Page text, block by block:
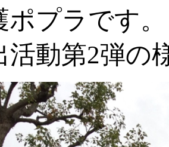
プラです。
活動第2弾の